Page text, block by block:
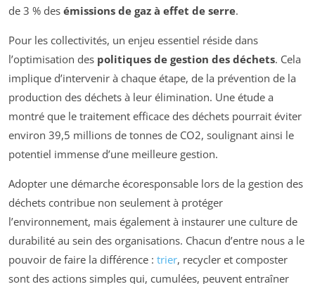
de 3 % des émissions de gaz à effet de serre.
Pour les collectivités, un enjeu essentiel réside dans
l’optimisation des politiques de gestion des déchets. Cela
implique d’intervenir à chaque étape, de la prévention de la
production des déchets à leur élimination. Une étude a
montré que le traitement efficace des déchets pourrait éviter
environ 39,5 millions de tonnes de CO2, soulignant ainsi le
potentiel immense d’une meilleure gestion.
Adopter une démarche écoresponsable lors de la gestion des
déchets contribue non seulement à protéger
l’environnement, mais également à instaurer une culture de
durabilité au sein des organisations. Chacun d’entre nous a le
pouvoir de faire la différence : trier, recycler et composter
sont des actions simples qui, cumulées, peuvent entraîner